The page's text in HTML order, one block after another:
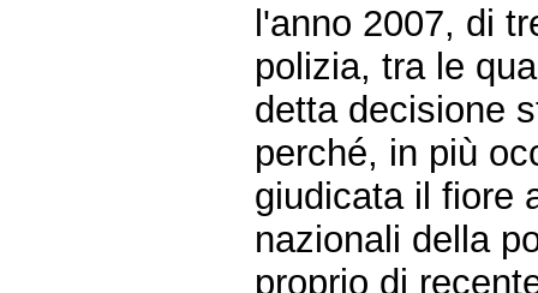
l'anno 2007, di
polizia, tra le
detta decisione
perché, in più
giudicata il fiore
nazionali della
proprio di